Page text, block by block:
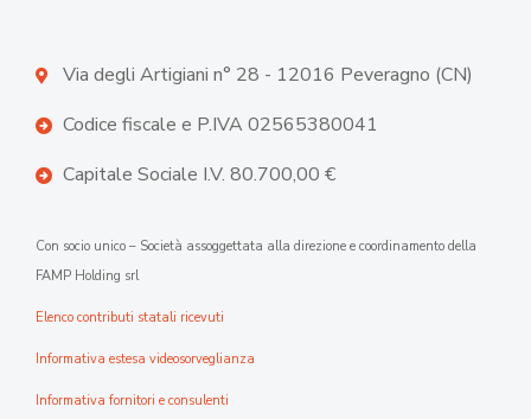
Via degli Artigiani n° 28 - 12016 Peveragno (CN)
Codice fiscale e P.IVA 02565380041
Capitale Sociale I.V. 80.700,00 €
Con socio unico – Società assoggettata alla direzione e coordinamento della
FAMP Holding srl
Elenco contributi statali ricevuti
Informativa estesa videosorveglianza
Informativa fornitori e consulenti